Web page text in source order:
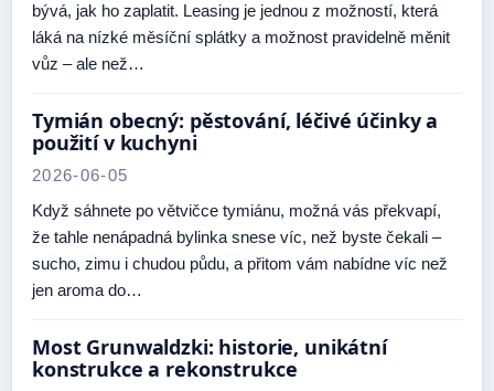
bývá, jak ho zaplatit. Leasing je jednou z možností, která
láká na nízké měsíční splátky a možnost pravidelně měnit
vůz – ale než…
Tymián obecný: pěstování, léčivé účinky a
použití v kuchyni
2026-06-05
Když sáhnete po větvičce tymiánu, možná vás překvapí,
že tahle nenápadná bylinka snese víc, než byste čekali –
sucho, zimu i chudou půdu, a přitom vám nabídne víc než
jen aroma do…
Most Grunwaldzki: historie, unikátní
konstrukce a rekonstrukce